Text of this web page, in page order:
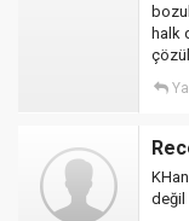
halk
değil